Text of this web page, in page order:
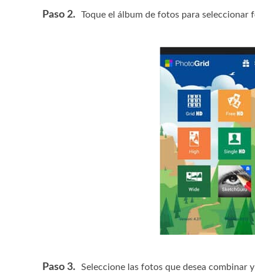
Paso 2. Toque el álbum de fotos para seleccionar
Paso 3.
Seleccione las fotos que desea combinar